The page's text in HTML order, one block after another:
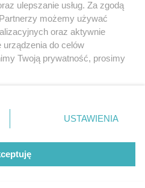
Szczeciński sp. z o.o.
zastrzeżone
Nota prawna
ulepszanie usług. Za zgodą
możemy używać
oraz aktywnie
do celów
Twoją prywatność, prosimy
lewym dolnym rogu strony
danych nie wymagają
będą miały
USTAWIENIA